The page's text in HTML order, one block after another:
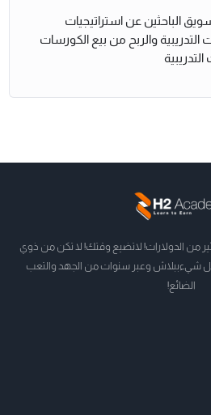
الباحثين عن استراتيجيات
التدريبية والربح من بيع الكورسات
من الدولارات! لاتضيع وقتك! لا تكن من ذوي
كل شيءببلاش وعبر سنوات من الجهد والتعب
الضائع!